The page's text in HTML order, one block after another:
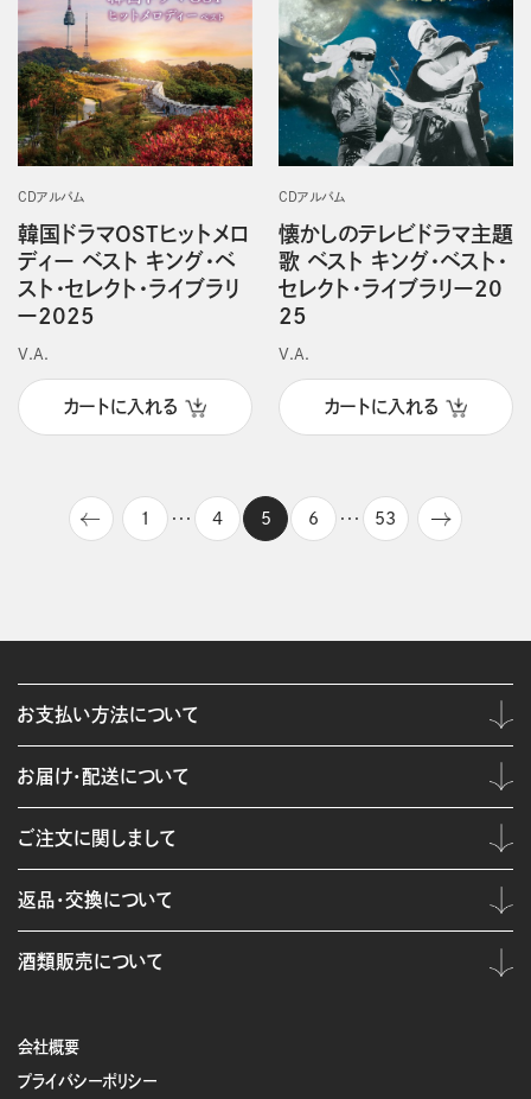
CDアルバム
韓国ドラマOSTヒットメロ
ディー ベスト キング・ベ
スト・セレクト・ライブラリ
ー2025
V.A.
カートに入れる
CDアルバム
懐かしのテレビドラマ主題
歌 ベスト キング・ベスト・
セレクト・ライブラリー20
25
V.A.
カートに入れる
1 ・・・ 4 5 6 ・・・ 53
会社概要
プライバシーポリシー
お支払い方法について
お届け・配送について
ご注文に関しまして
返品・交換について
酒類販売について